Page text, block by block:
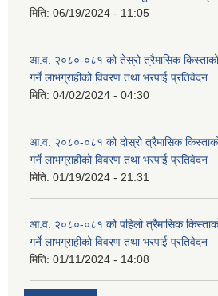
मिति: 06/19/2024 - 11:05
आ.व. २०८०-०८१ को तेस्रो त्रैमासिक किस्ताको
गर्ने लाभग्राहीको विवरण तथा भरपाई प्रतिवेदन
मिति: 04/02/2024 - 04:30
आ.व. २०८०-०८१ को दोस्रो त्रैमासिक किस्ताको
गर्ने लाभग्राहीको विवरण तथा भरपाई प्रतिवेदन
मिति: 01/19/2024 - 21:31
आ.व. २०८०-०८१ को पहिलो त्रैमासिक किस्ताको
गर्ने लाभग्राहीको विवरण तथा भरपाई प्रतिवेदन
मिति: 01/11/2024 - 14:08